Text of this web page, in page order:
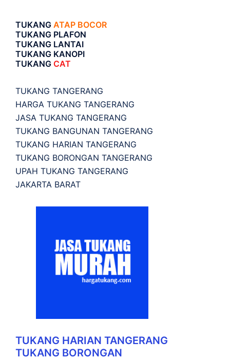
TUKANG ATAP BOCOR
TUKANG PLAFON
TUKANG LANTAI
TUKANG KANOPI
TUKANG CAT
TUKANG TANGERANG
HARGA TUKANG TANGERANG
JASA TUKANG TANGERANG
TUKANG BANGUNAN TANGERANG
TUKANG HARIAN TANGERANG
TUKANG BORONGAN TANGERANG
UPAH TUKANG TANGERANG
JAKARTA BARAT
TUKANG HARIAN TANGERANG
TUKANG BORONGAN